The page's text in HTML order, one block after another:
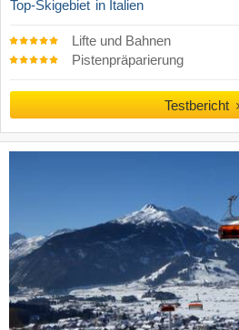
Top-Skigebiet in Italien
Lifte und Bahnen
Pistenpräparierung
Testbericht